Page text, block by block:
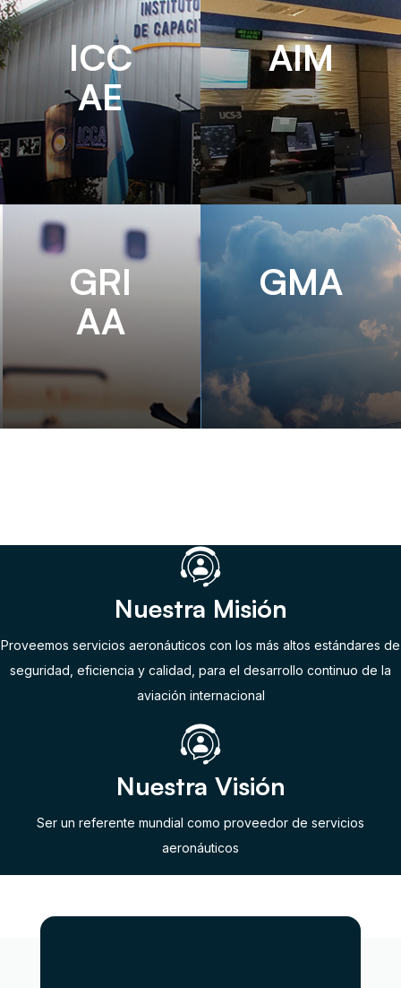
ICC
AE
AIM
GRI
AA
GMA
Nuestra Misión
Proveemos servicios aeronáuticos con los más altos estándares de
seguridad, eficiencia y calidad, para el desarrollo continuo de la
aviación internacional
Nuestra Visión
Ser un referente mundial como proveedor de servicios
aeronáuticos